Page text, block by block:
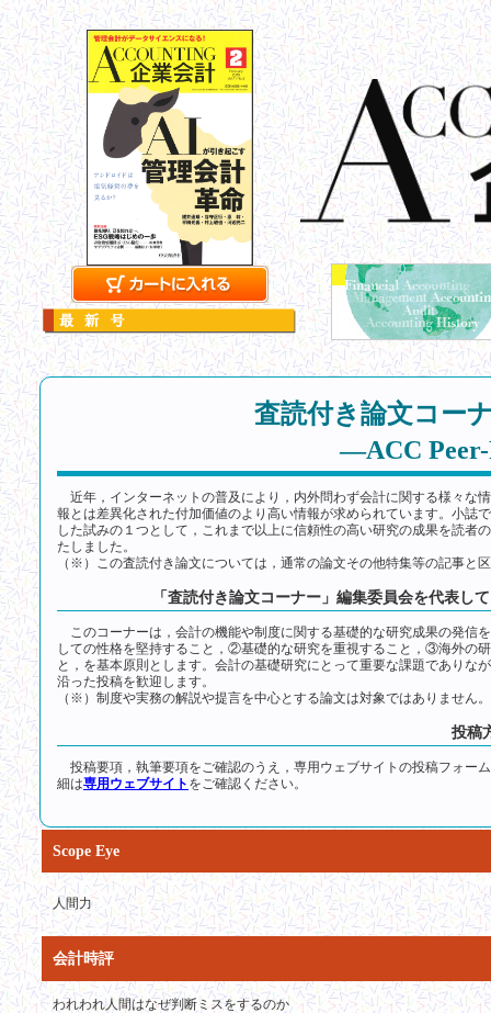
査読付き論文コー
―ACC
近年，インターネットの普及により，内外問わず会計に関する様々な
報とは差異化された付加価値のより高い情報が求められています。小誌
した試みの１つとして，これまで以上に信頼性の高い研究の成果を読
たしました。
（※）この査読付き論文については，通常の論文その他特集等の記事と
「査読付き論文コーナー」編集委員会を代
このコーナーは，会計の機能や制度に関する基礎的な研究成果の発
しての性格を堅持すること，②基礎的な研究を重視すること，③海外の
と，を基本原則とします。会計の基礎研究にとって重要な課題であり
沿った投稿を歓迎します。
（※）制度や実務の解説や提言を中心とする論文は対象ではありません。
投稿
投稿要項，執筆要項をご確認のうえ，専用ウェブサイトの投稿フォー
細は専用ウェブサイト をご確認ください。
Scope Eye
人間力
会計時評
われわれ人間はなぜ判断ミスをするのか